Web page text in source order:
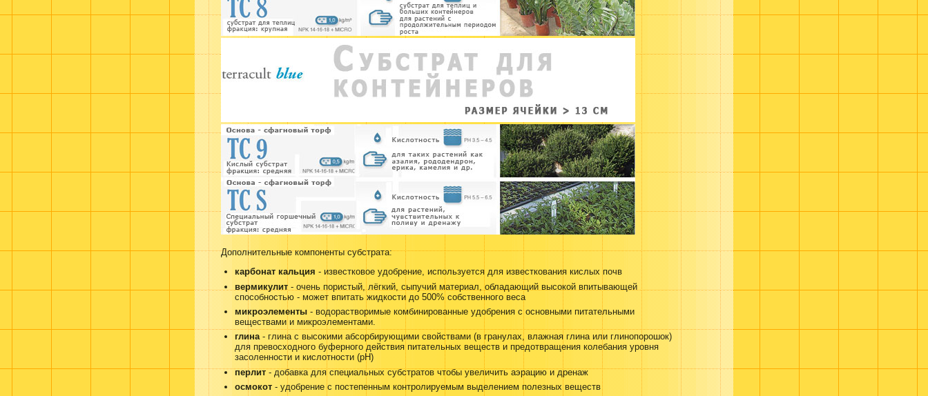
Дополнительные компоненты субстрата:
карбонат кальция- известковое удобрение, используется для известкования кислых почв
вермикулит- очень пористый, лёгкий, сыпучий материал, обладающий высокой впитывающей
способностью - может впитать жидкости до 500% собственного веса
микроэлементы- водорастворимые комбинированные удобрения с основными питательными
веществами и микроэлементами.
глина- глина с высокими абсорбирующими свойствами (в гранулах, влажная глина или глинопорошок)
для превосходного буферного действия питательных веществ и предотвращения колебания уровня
засоленности и кислотности (pH)
перлит- добавка для специальных субстратов чтобы увеличить аэрацию и дренаж
осмокот- удобрение с постепенным контролируемым выделением полезных веществ